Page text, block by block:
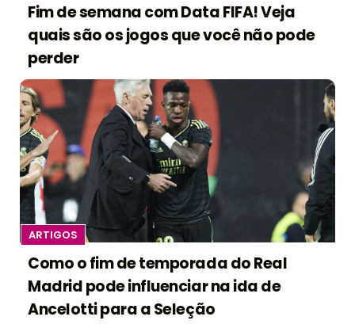
Fim de semana com Data FIFA! Veja
quais são os jogos que você não pode
perder
ARTIGOS
Como o fim de temporada do Real
Madrid pode influenciar na ida de
Ancelotti para a Seleção